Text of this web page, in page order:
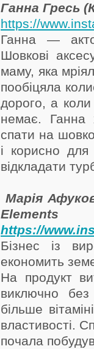
Ганна Гресь
https://
Ганна —
Шовкові
маму, яка
пообіцяла
дорого, а
немає. Ганна
спати на
і корисно
відкладати
Марія
Elements
https://
Бізнес із
економить
На продукт
виключно
більше
властивості.
почала